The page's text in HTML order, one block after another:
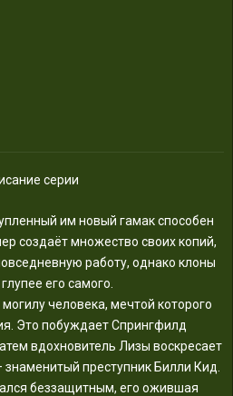
серии
им новый гамак способен
создаёт множество своих копий,
работу, однако клоны
его самого.
человека, мечтой которого
Это побуждает Спрингфилд
вдохновитель Лизы воскресает
преступник Билли Кид.
беззащитным, его ожившая